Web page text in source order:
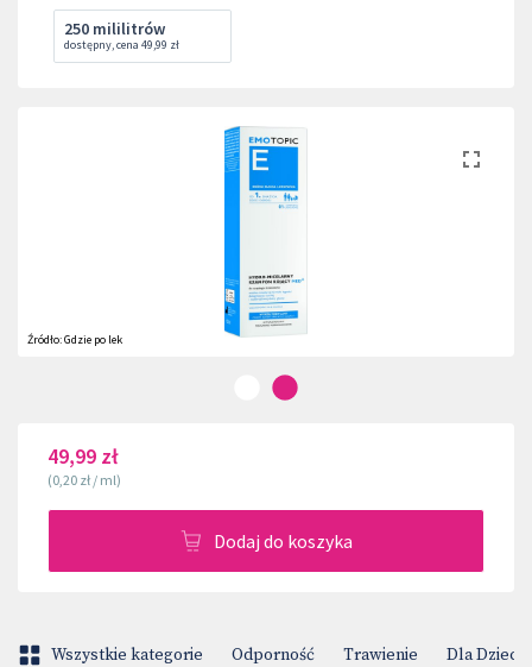
250 mililitrów
dostępny,cena 49,99 zł
Źródło:Gdzie po lek
49,99 zł
(0,20 zł / ml)
Dodaj do koszyka
Wszystkie kategorie Odporność Trawienie Dla Dzieci